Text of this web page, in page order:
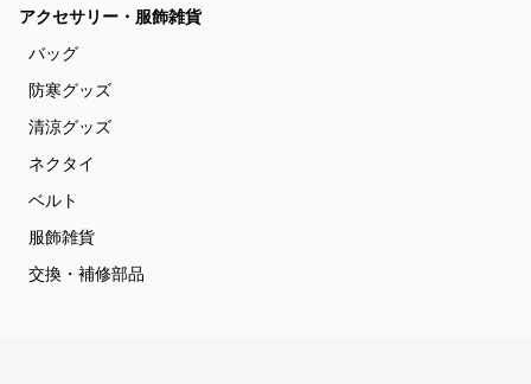
アクセサリー・服飾雑貨
バッグ
防寒グッズ
清涼グッズ
ネクタイ
ベルト
服飾雑貨
交換・補修部品